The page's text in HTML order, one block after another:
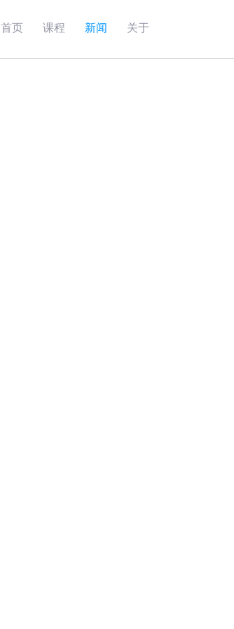
首页 课程 新闻 关于